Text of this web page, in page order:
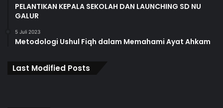
PELANTIKAN KEPALA SEKOLAH DAN LAUNCHING SD NU
GALUR
5 Juli 2023
Metodologi Ushul Fiqh dalam Memahami Ayat Ahkam
Last Modified Posts